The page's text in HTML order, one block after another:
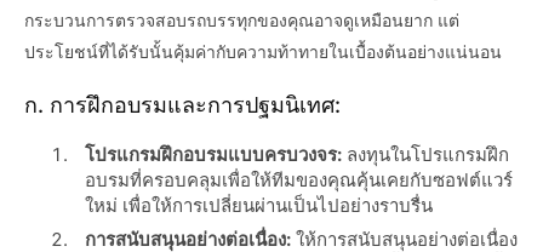
กระบวนการตรวจสอบรถบรรทุกของคุณอาจดูเหมือนยาก แต่
ประโยชน์ที่ได้รับนั้นคุ้มค่ากับความท้าทายในเบื้องต้นอย่างแน่นอน
ก. การฝึกอบรมและการปฐมนิเทศ:
โปรแกรมฝึกอบรมแบบครบวงจร: ลงทุนในโปรแกรมฝึก
อบรมที่ครอบคลุมเพื่อให้ทีมของคุณคุ้นเคยกับซอฟต์แวร์
ใหม่ เพื่อให้การเปลี่ยนผ่านเป็นไปอย่างราบรื่น
การสนับสนุนอย่างต่อเนื่อง: ให้การสนับสนุนอย่างต่อเนื่อง